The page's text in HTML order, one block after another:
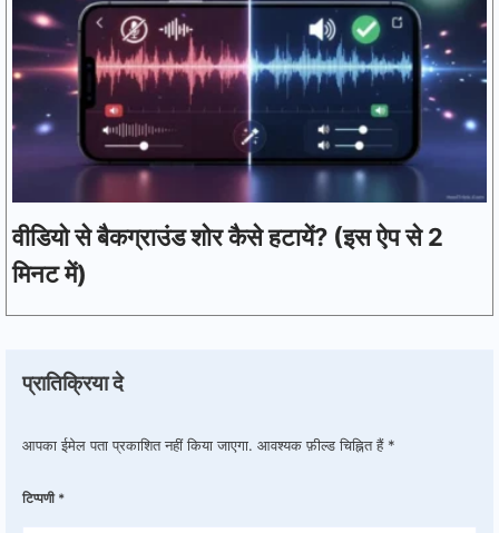
वीडियो से बैकग्राउंड शोर कैसे हटायें? (इस ऐप से 2
मिनट में)
प्रातिक्रिया दे
आपका ईमेल पता प्रकाशित नहीं किया जाएगा. आवश्यक फ़ील्ड चिह्नित हैं *
टिप्पणी *